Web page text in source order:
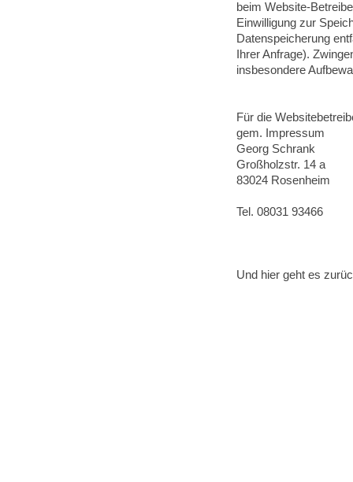
beim Website-
Einwilligung zur
Datenspeicherung
Ihrer Anfrage).
insbesondere
Für die
gem. Impressum
Georg Schrank
Großholzstr. 14 a
83024 Rosenheim
Tel. 08031 93466
Und hier geht es